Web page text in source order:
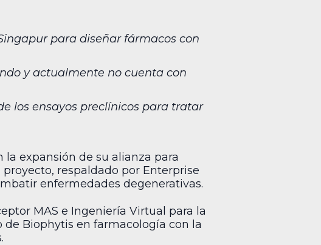
para diseñar fármacos con
y actualmente no cuenta con
los ensayos preclínicos para tratar
la expansión de su alianza para
respaldado por Enterprise
enfermedades degenerativas.
MAS e Ingeniería Virtual para la
Biophytis en farmacología con la